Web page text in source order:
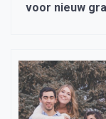
voor nieuw